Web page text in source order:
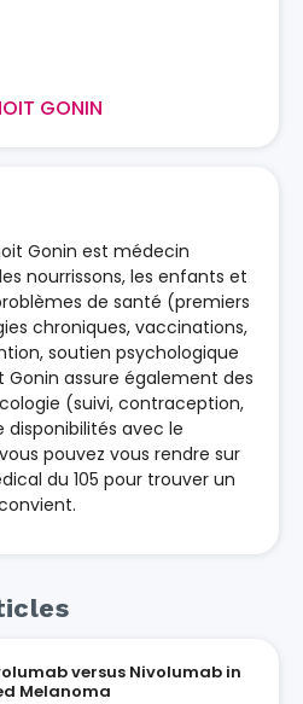
GONIN
Gonin est médecin
nourrissons, les enfants et
de santé (premiers
chroniques, vaccinations,
soutien psychologique
assure également des
(suivi, contraception,
disponibilités avec le
pouvez vous rendre sur
du 105 pour trouver un
versus Nivolumab in
Melanoma